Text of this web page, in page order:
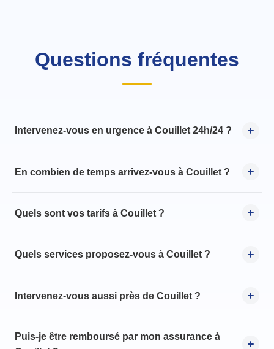
Questions fréquentes
Intervenez-vous en urgence à Couillet 24h/24 ?
En combien de temps arrivez-vous à Couillet ?
Quels sont vos tarifs à Couillet ?
Quels services proposez-vous à Couillet ?
Intervenez-vous aussi près de Couillet ?
Puis-je être remboursé par mon assurance à